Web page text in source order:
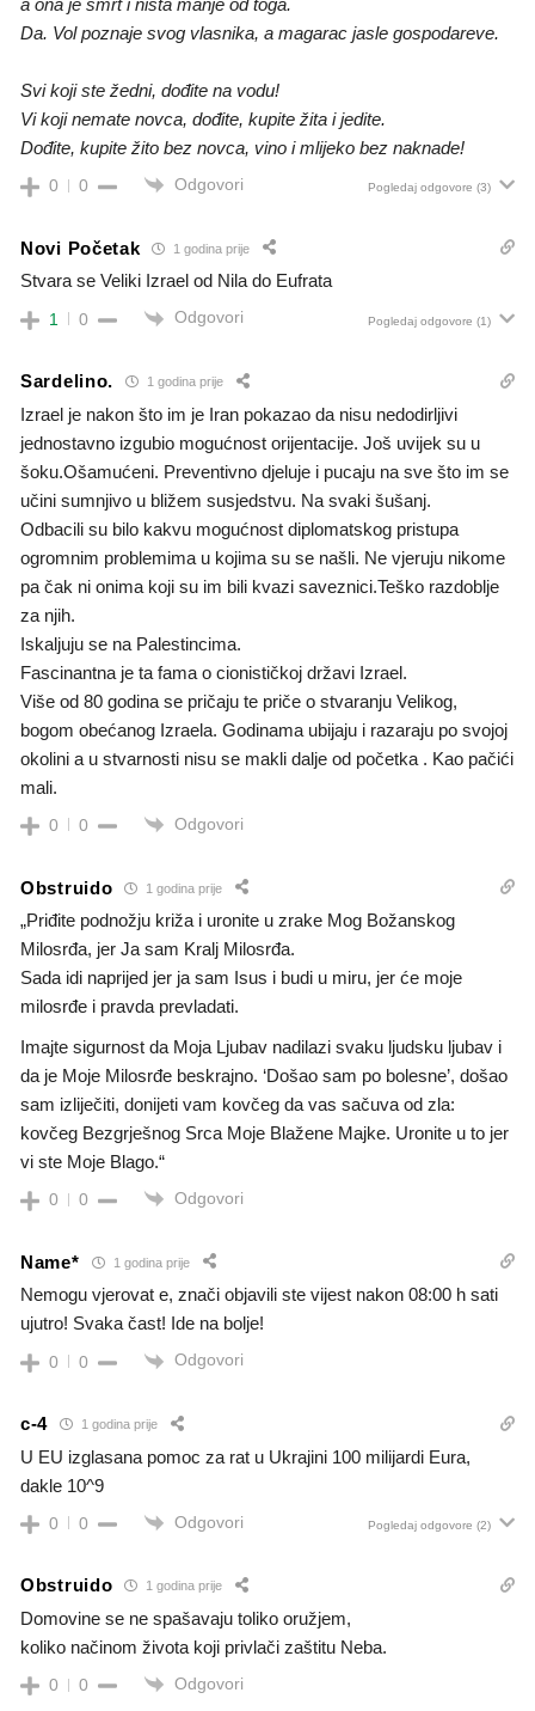
a ona je smrt i ništa manje od toga.
Da. Vol poznaje svog vlasnika, a magarac jasle gospodareve.
Svi koji ste žedni, dođite na vodu!
Vi koji nemate novca, dođite, kupite žita i jedite.
Dođite, kupite žito bez novca, vino i mlijeko bez naknade!
0 0 Odgovori Pogledaj odgovore (3)
Novi Početak 1 godina prije
Stvara se Veliki Izrael od Nila do Eufrata
1 0 Odgovori Pogledaj odgovore (1)
Sardelino. 1 godina prije
Izrael je nakon što im je Iran pokazao da nisu nedodirljivi
jednostavno izgubio mogućnost orijentacije. Još uvijek su u
šoku.Ošamućeni. Preventivno djeluje i pucaju na sve što im se
učini sumnjivo u bližem susjedstvu. Na svaki šušanj.
Odbacili su bilo kakvu mogućnost diplomatskog pristupa
ogromnim problemima u kojima su se našli. Ne vjeruju nikome
pa čak ni onima koji su im bili kvazi saveznici.Teško razdoblje
za njih.
Iskaljuju se na Palestincima.
Fascinantna je ta fama o cionističkoj državi Izrael.
Više od 80 godina se pričaju te priče o stvaranju Velikog,
bogom obećanog Izraela. Godinama ubijaju i razaraju po svojoj
okolini a u stvarnosti nisu se makli dalje od početka . Kao pačići
mali.
0 0 Odgovori
Obstruido 1 godina prije
„Priđite podnožju križa i uronite u zrake Mog Božanskog
Milosrđa, jer Ja sam Kralj Milosrđa.
Sada idi naprijed jer ja sam Isus i budi u miru, jer će moje
milosrđe i pravda prevladati.
Imajte sigurnost da Moja Ljubav nadilazi svaku ljudsku ljubav i
da je Moje Milosrđe beskrajno. ‘Došao sam po bolesne’, došao
sam izliječiti, donijeti vam kovčeg da vas sačuva od zla:
kovčeg Bezgrješnog Srca Moje Blažene Majke. Uronite u to jer
vi ste Moje Blago.“
0 0 Odgovori
Name* 1 godina prije
Nemogu vjerovat e, znači objavili ste vijest nakon 08:00 h sati
ujutro! Svaka čast! Ide na bolje!
0 0 Odgovori
c-4 1 godina prije
U EU izglasana pomoc za rat u Ukrajini 100 milijardi Eura,
dakle 10^9
0 0 Odgovori Pogledaj odgovore (2)
Obstruido 1 godina prije
Domovine se ne spašavaju toliko oružjem,
koliko načinom života koji privlači zaštitu Neba.
0 0 Odgovori